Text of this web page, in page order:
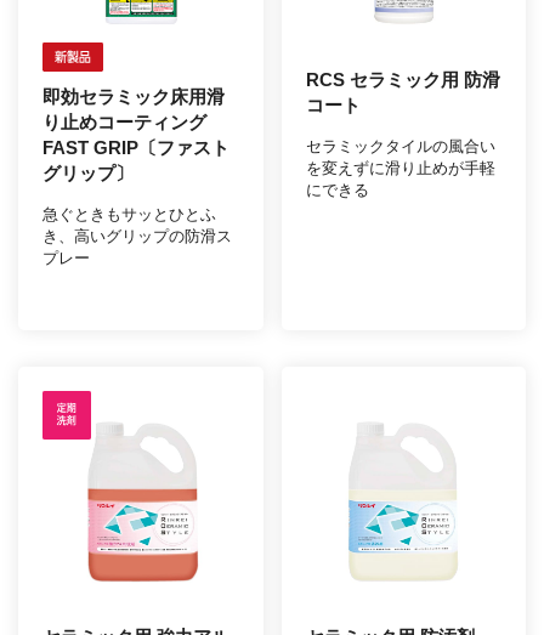
即効セラミック床用滑
り止めコーティング
FAST GRIP〔ファスト
グリップ〕
急ぐときもサッとひとふ
き、高いグリップの防滑ス
プレー
RCS セラミック用 防滑
コート
セラミックタイルの風合い
を変えずに滑り止めが手軽
にできる